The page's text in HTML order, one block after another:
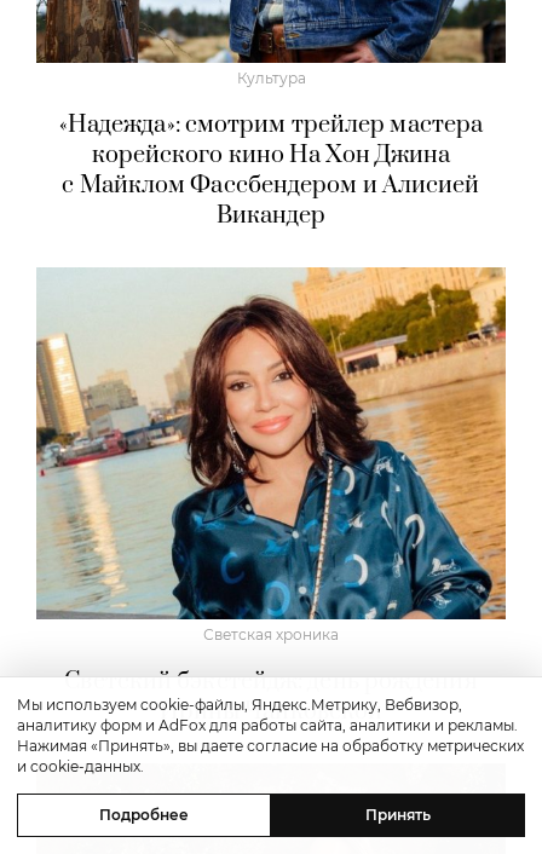
Культура
«Надежда»: смотрим трейлер мастера
корейского кино На Хон Джина
с Майклом Фассбендером и Алисией
Викандер
Светская хроника
Светский бэкстейдж: день рождения
Ирины Чайковской
Мы используем cookie-файлы, Яндекс.Метрику, Вебвизор,
аналитику форм и AdFox для работы сайта, аналитики и рекламы.
Нажимая «Принять», вы даете согласие на обработку метрических
и cookie-данных.
Подробнее Принять